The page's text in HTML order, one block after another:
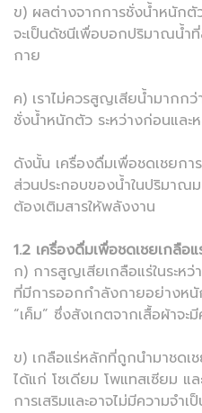
ข) ผลต่างจากการชั่งน้ำหนัก
จะเป็นดัชนีเพื่อบอกปริมาณน้ำ
กาย
ค) เราไม่ควรสูญเสียน้ำมากก
ชั่งน้ำหนักตัว ระหว่างก่อนแล
ดังนั้น เครื่องดื่มเพื่อชดเชยก
ส่วนประกอบของน้ำในปริมาณ
ต้องเติมสารให้พลังงาน
1.2 เครื่องดื่มเพื่อชดเชยเกลือแ
ก) การสูญเสียเกลือแร่ในระหว่
ที่มีการออกกำลังกายอย่างหนั
“เค็ม” ซึ่งสังเกตจากเสื้อผ้าจะ
ข) เกลือแร่หลักที่ถูกนำมาชดเ
ได้แก่ โซเดียม โพแทสเซียม แ
การเสริมและอาจไม่มีความจำเ